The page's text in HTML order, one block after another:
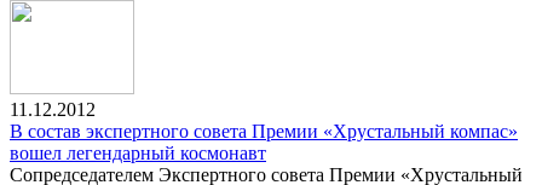
11.12.2012
В состав экспертного совета Премии «Хрустальный компас»
вошел легендарный космонавт
Сопредседателем Экспертного совета Премии «Хрустальный